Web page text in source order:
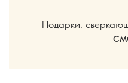
Подарки,